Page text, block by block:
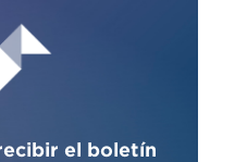
el boletín